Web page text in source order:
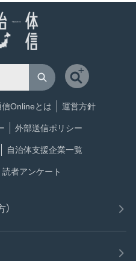
信Onlineとは 運営方針
外部送信ポリシー
自治体支援企業一覧
読者アンケート